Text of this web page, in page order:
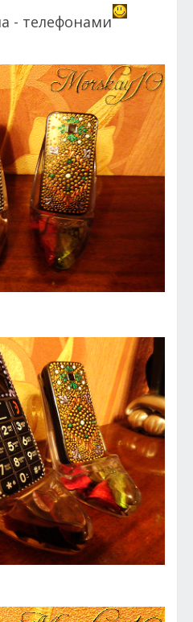
- телефонами